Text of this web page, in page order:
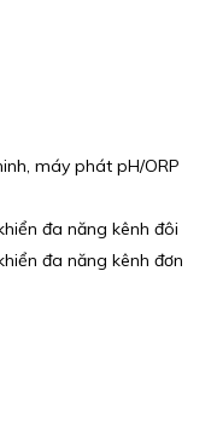
máy phát pH/ORP
đa năng kênh đôi
đa năng kênh đơn